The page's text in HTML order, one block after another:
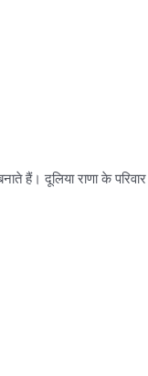
हैं। दूलिया राणा के